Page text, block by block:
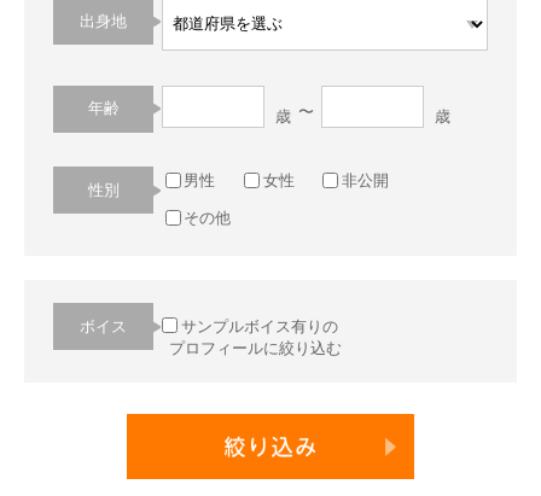
出身地
年齢 歳 〜 歳
性別 男性 女性 非公開
その他
ボイス
サンプルボイス有りの
プロフィールに絞り込む